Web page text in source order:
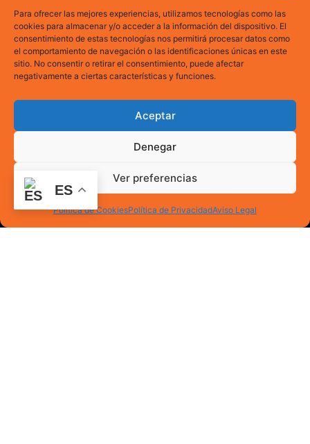
Para ofrecer las mejores experiencias, utilizamos tecnologías como las
cookies para almacenar y/o acceder a la información del dispositivo. El
consentimiento de estas tecnologías nos permitirá procesar datos como
el comportamiento de navegación o las identificaciones únicas en este
sitio. No consentir o retirar el consentimiento, puede afectar
negativamente a ciertas características y funciones.
Aceptar
Denegar
Ver preferencias
Política de CookiesPolítica de PrivacidadAviso Legal
ES